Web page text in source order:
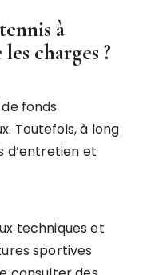
à
charges ?
fonds
Toutefois, à long
d’entretien et
techniques et
sportives